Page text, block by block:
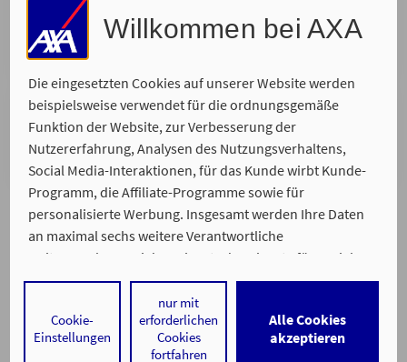
Willkommen bei AXA
Die eingesetzten Cookies auf unserer Website werden
beispielsweise verwendet für die ordnungsgemäße
Funktion der Website, zur Verbesserung der
Nutzererfahrung, Analysen des Nutzungsverhaltens,
Social Media-Interaktionen, für das Kunde wirbt Kunde-
Programm, die Affiliate-Programme sowie für
personalisierte Werbung. Insgesamt werden Ihre Daten
an maximal sechs weitere Verantwortliche
weitergegeben. Bei dem Einsatz der Dienste für Social
Media-Interaktionen und personalisierte Werbung
werden regelmäßig durch den jeweiligen Anbieter
individuelle Profile angelegt und mit Daten von anderen
Webseiten zu umfassenden Nutzungsprofilen von Ihnen
Alle Cookies
akzeptieren
nur mit
erforderlichen
Cookies
fortfahren
Cookie-
Einstellungen
Ort Ihrer Wahl
Wir kommen zu Ihnen und nehmen uns Zeit für Ihr
Telefonisch
Wir rufen Sie zurück. Bitte suchen Sie sich Ihren
Wunschtermin aus, zu dem wir Sie erreichen.
Ein Service von
ImpressumDatenschutz Barrierefreiheit